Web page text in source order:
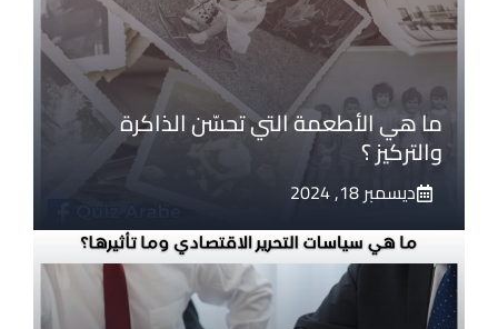
ما هي الأطعمة التي تحسّن الذاكرة
والتركيز ؟
ديسمبر 18, 2024